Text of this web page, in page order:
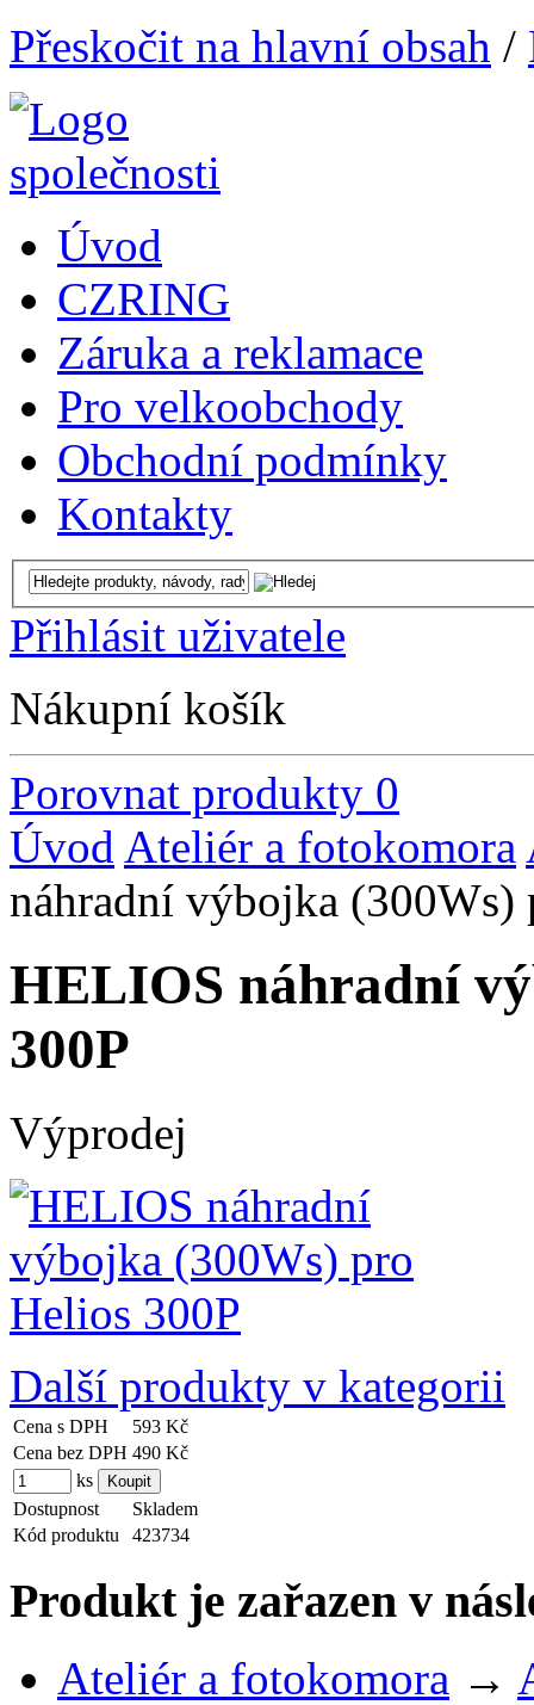
Přeskočit na hlavní obsah /
Úvod
CZRING
Záruka a reklamace
Pro velkoobchody
Obchodní podmínky
Kontakty
Přihlásit uživatele
Nákupní košík
Porovnat produkty 0
Úvod Ateliér a fotokomora
náhradní výbojka (300Ws)
HELIOS náhradní
300P
Výprodej
Další produkty v kategorii
Cena s DPH
593 Kč
Cena bez DPH 490 Kč
ks
Dostupnost
Skladem
Kód produktu
423734
Produkt je zařazen v
Ateliér a fotokomora →